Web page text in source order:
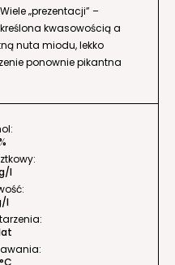
„prezentacji” –
kwasowością a
nuta miodu, lekko
ponownie pikantna
l
l